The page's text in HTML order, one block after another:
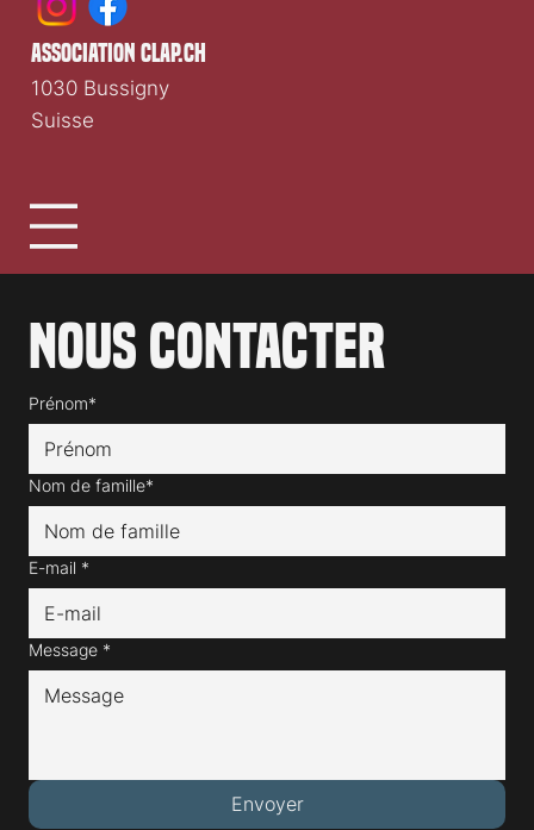
Nous contacter
Prénom*
Nom de famille*
E-mail *
Message *
Envoyer
association clap.ch
1030 Bussigny
Suisse